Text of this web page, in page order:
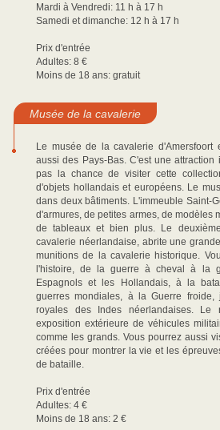
Mardi à Vendredi: 11 h à 17 h
Samedi et dimanche: 12 h à 17 h
Prix d'entrée
Adultes: 8 €
Moins de 18 ans: gratuit
Musée de la cavalerie
Le musée de la cavalerie
aussi des Pays-Bas. C'est une
pas la chance de visiter cette
d'objets hollandais et européens. Le
dans deux bâtiments. L'immeuble Saint-
d'armures, de petites armes, de modèles
de tableaux et bien plus. Le
cavalerie néerlandaise, abrite une
munitions de la cavalerie historique.
l'histoire, de la guerre à cheval à la
Espagnols et les Hollandais, à la
guerres mondiales, à la Guerre froide,
royales des Indes néerlandaises. Le
exposition extérieure de véhicules
comme les grands. Vous pourrez aussi
créées pour montrer la vie et les
de bataille.
Prix d'entrée
Adultes: 4 €
Moins de 18 ans: 2 €